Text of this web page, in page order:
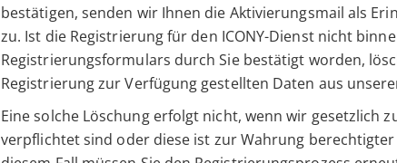
bestätigen, senden wir Ihnen die Aktivierungsmail als
zu. Ist die Registrierung für den ICONY-Dienst nicht
Registrierungsformulars durch Sie bestätigt worden,
Registrierung zur Verfügung gestellten Daten aus
Eine solche Löschung erfolgt nicht, wenn wir gesetzlich
verpflichtet sind oder diese ist zur Wahrung